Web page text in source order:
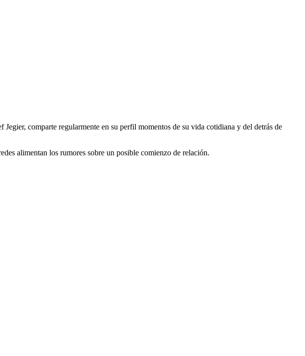
comparte regularmente en su perfil momentos de su vida cotidiana y del detrás de
alimentan los rumores sobre un posible comienzo de relación.